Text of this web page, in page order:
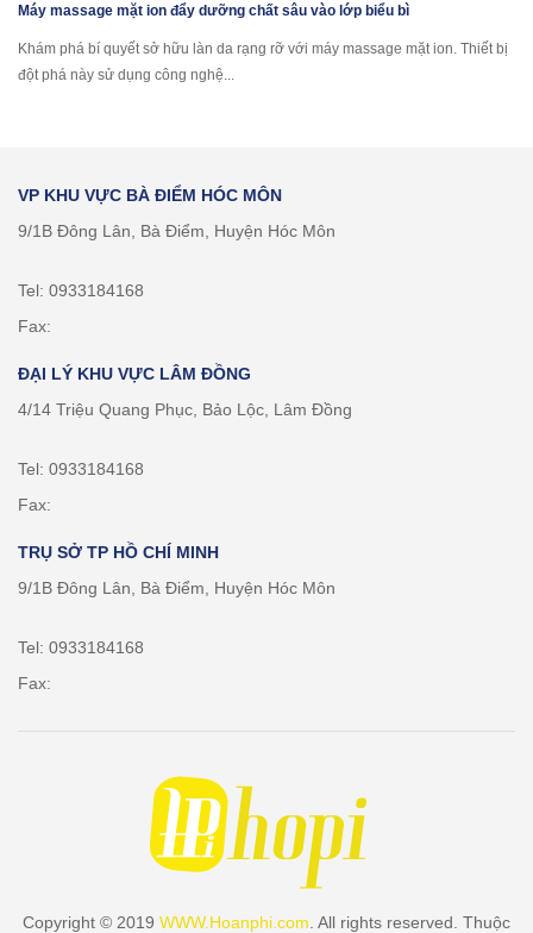
Máy massage mặt ion đẩy dưỡng chất sâu vào lớp biểu bì
Khám phá bí quyết sở hữu làn da rạng rỡ với máy massage mặt ion. Thiết bị
đột phá này sử dụng công nghệ...
VP KHU VỰC BÀ ĐIỂM HÓC MÔN
9/1B Đông Lân, Bà Điểm, Huyện Hóc Môn
Tel: 0933184168
Fax:
ĐẠI LÝ KHU VỰC LÂM ĐỒNG
4/14 Triệu Quang Phục, Bảo Lộc, Lâm Đồng
Tel: 0933184168
Fax:
TRỤ SỞ TP HỒ CHÍ MINH
9/1B Đông Lân, Bà Điểm, Huyện Hóc Môn
Tel: 0933184168
Fax:
Copyright © 2019 WWW.Hoanphi.com . All rights reserved. Thuộc